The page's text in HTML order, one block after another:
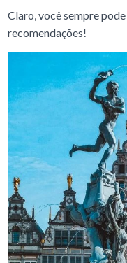
Claro, você sempre pode
recomendações!